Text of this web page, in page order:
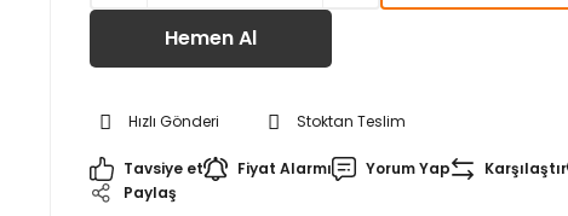
Hemen Al
Hızlı Gönderi Stoktan Teslim
Tavsiye et Fiyat Alarmı Yorum Yap
Karşılaştır
Paylaş